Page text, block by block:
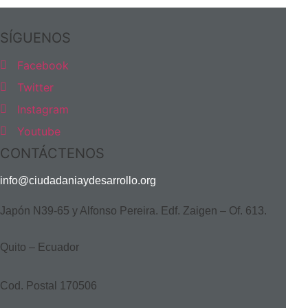
SÍGUENOS
Facebook
Twitter
Instagram
Youtube
CONTÁCTENOS
info@ciudadaniaydesarrollo.org
Japón N39-65 y Alfonso Pereira. Edf. Zaigen – Of. 613.
Quito – Ecuador
Cod. Postal 170506